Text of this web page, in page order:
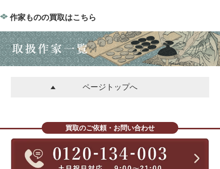
作家ものの買取はこちら
ページトップへ
買取のご依頼・お問い合わせ